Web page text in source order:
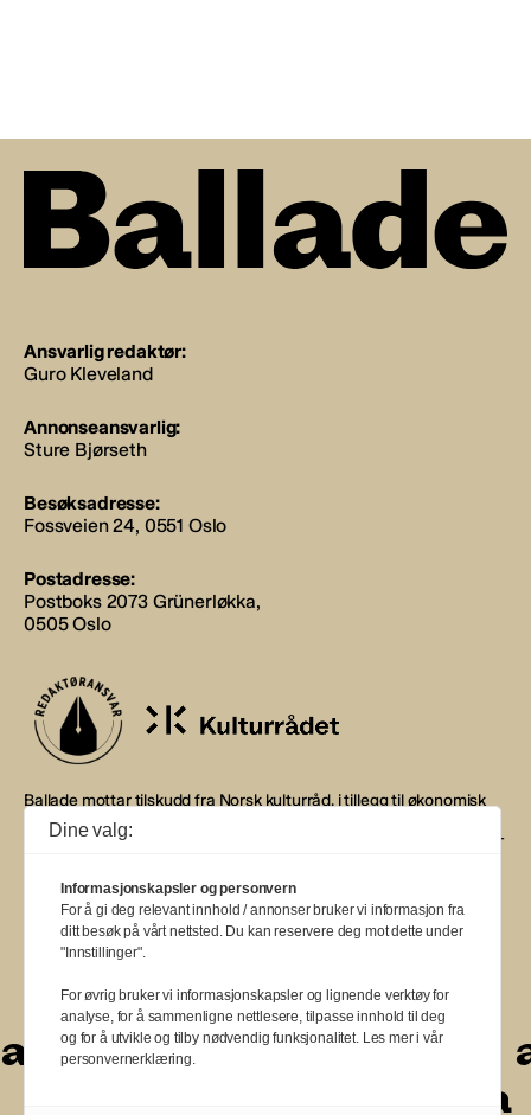
Ansvarlig redaktør:
Guro Kleveland
Annonseansvarlig:
Sture Bjørseth
Besøksadresse:
Fossveien 24, 0551 Oslo
Postadresse:
Postboks 2073 Grünerløkka,
0505 Oslo
Ballade mottar tilskudd fra Norsk kulturråd, i tillegg til økonomisk
støtte fra eierne NOPA, Norsk komponistforening og
Musikkforleggerne. Ballade drives etter Redaktør- og Vær Varsom-
BALLADE — NORGES MUSIKKMAGASIN
aa
aa
a
a
Dine valg:
Informasjonskapsler og personvern
For å gi deg relevant innhold / annonser bruker vi informasjon fra
ditt besøk på vårt nettsted. Du kan reservere deg mot dette under
"Innstillinger".
For øvrig bruker vi informasjonskapsler og lignende verktøy for
analyse, for å sammenligne nettlesere, tilpasse innhold til deg
og for å utvikle og tilby nødvendig funksjonalitet. Les mer i vår
personvernerklæring.